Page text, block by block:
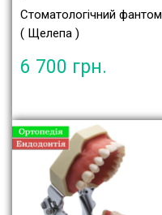
Стоматологічний фантом
( Щелепа )
6 700 грн.